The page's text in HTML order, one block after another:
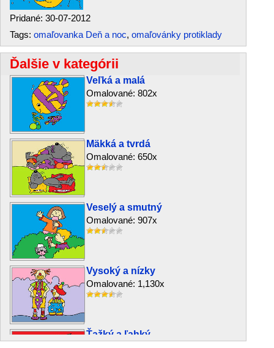
Pridané: 30-07-2012
Tags: omaľovanka Deň a noc, omaľovánky protiklady
Ďalšie v kategórii
Veľká a malá
Omalované: 802x
Mäkká a tvrdá
Omalované: 650x
Veselý a smutný
Omalované: 907x
Vysoký a nízky
Omalované: 1,130x
Ťažký a ľahký